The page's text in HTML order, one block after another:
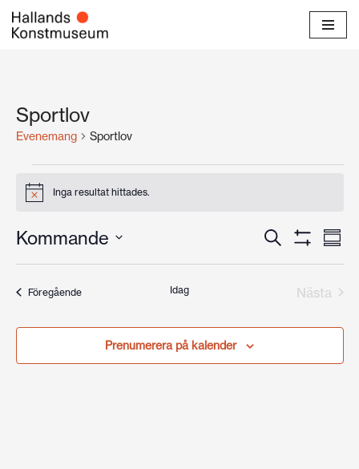
Hoppa
Sportlov
Evenemang Sportlov
Notis Inga resultat hittades.
Search
and
Views
Sök
Filter
Kommande
FöregåendeEvenemang Idag
Nästa
Prenumerera på kalender